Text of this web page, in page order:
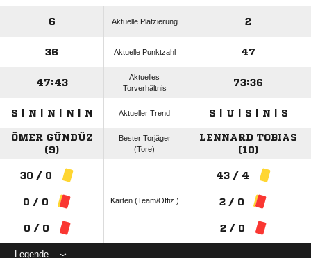
6 Aktuelle Platzierung 2
36 Aktuelle Punktzahl 47
47:43
Aktuelles
Torverhältnis
73:36
S | N | N | N | N Aktueller Trend S | U | S | N | S
ÖMER GÜNDÜZ
(9)
Bester Torjäger
(Tore)
LENNARD TOBIAS
(10)
30 / 0
0 / 0
0 / 0
Karten (Team/Offiz.)
43 / 4
2 / 0
2 / 0
Legende